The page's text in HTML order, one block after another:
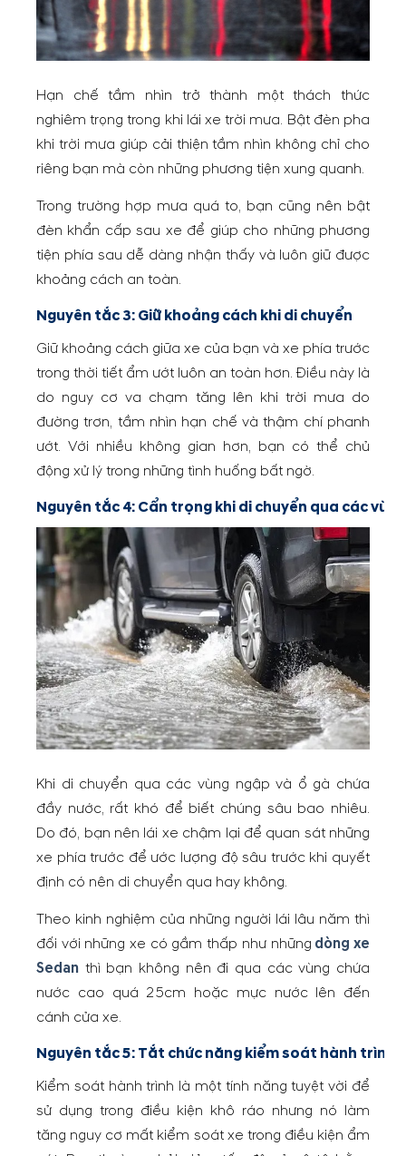
Hạn chế tầm nhìn trở thành một thách thức
nghiêm trọng trong khi lái xe trời mưa. Bật đèn pha
khi trời mưa giúp cải thiện tầm nhìn không chỉ cho
riêng bạn mà còn những phương tiện xung quanh.
Trong trường hợp mưa quá to, bạn cũng nên bật
đèn khẩn cấp sau xe để giúp cho những phương
tiện phía sau dễ dàng nhận thấy và luôn giữ được
khoảng cách an toàn.
Nguyên tắc 3: Giữ khoảng cách khi di chuyển
Giữ khoảng cách giữa xe của bạn và xe phía trước
trong thời tiết ẩm ướt luôn an toàn hơn. Điều này là
do nguy cơ va chạm tăng lên khi trời mưa do
đường trơn, tầm nhìn hạn chế và thậm chí phanh
ướt. Với nhiều không gian hơn, bạn có thể chủ
động xử lý trong những tình huống bất ngờ.
Nguyên tắc 4: Cẩn trọng khi di chuyển qua các
Khi di chuyển qua các vùng ngập và ổ gà chứa
đầy nước, rất khó để biết chúng sâu bao nhiêu.
Do đó, bạn nên lái xe chậm lại để quan sát những
xe phía trước để ước lượng độ sâu trước khi quyết
định có nên di chuyển qua hay không.
Theo kinh nghiệm của những người lái lâu năm thì
đối với những xe có gầm thấp như những dòng xe
Sedan thì bạn không nên đi qua các vùng chứa
nước cao quá 25cm hoặc mực nước lên đến
cánh cửa xe.
Nguyên tắc 5: Tắt chức năng kiểm soát hành trình
Kiểm soát hành trình là một tính năng tuyệt vời để
sử dụng trong điều kiện khô ráo nhưng nó làm
tăng nguy cơ mất kiểm soát xe trong điều kiện ẩm